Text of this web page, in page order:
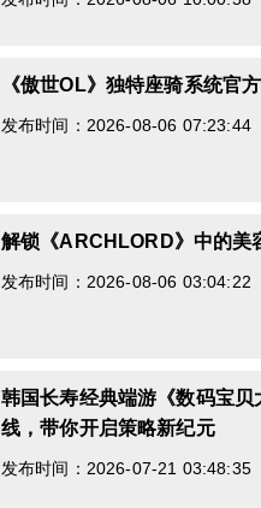
《傲世OL》独特座骑系统官
发布时间：2026-08-06 07:23:44
解锁《ARCHLORD》中的美
发布时间：2026-08-06 03:04:22
韩国长寿经典端游《数码宝
线，带你开启策略新纪元
发布时间：2026-07-21 03:48:35